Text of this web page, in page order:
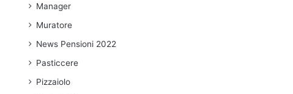
Manager
Muratore
News Pensioni 2022
Pasticcere
Pizzaiolo